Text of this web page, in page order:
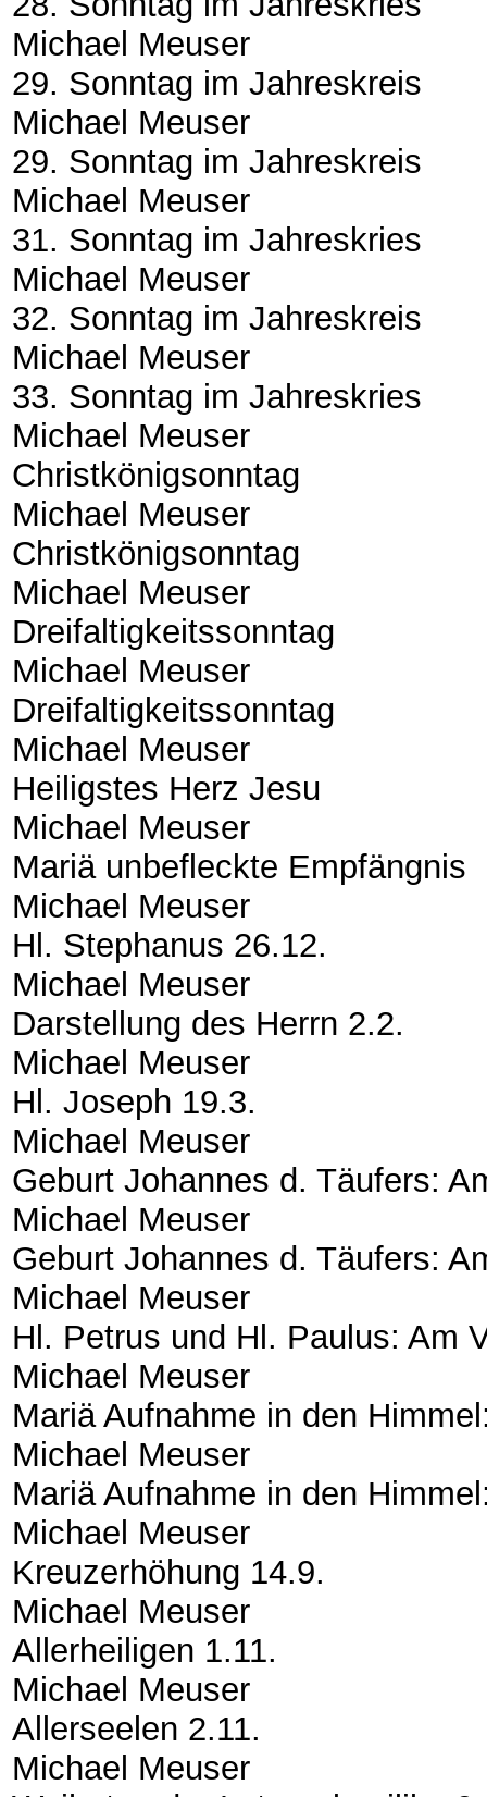
Michael Meuser
29. Sonntag im Jahreskreis
Michael Meuser
29. Sonntag im Jahreskreis
Michael Meuser
31. Sonntag im Jahreskries
Michael Meuser
32. Sonntag im Jahreskreis
Michael Meuser
33. Sonntag im Jahreskries
Michael Meuser
Christkönigsonntag
Michael Meuser
Christkönigsonntag
Michael Meuser
Dreifaltigkeitssonntag
Michael Meuser
Dreifaltigkeitssonntag
Michael Meuser
Heiligstes Herz Jesu
Michael Meuser
Mariä unbefleckte Empfängnis
Michael Meuser
Hl. Stephanus 26.12.
Michael Meuser
Darstellung des Herrn 2.2.
Michael Meuser
Hl. Joseph 19.3.
Michael Meuser
Geburt Johannes d. Täufers:
Michael Meuser
Geburt Johannes d. Täufers:
Michael Meuser
Hl. Petrus und Hl. Paulus: Am
Michael Meuser
Mariä Aufnahme in den
Michael Meuser
Mariä Aufnahme in den
Michael Meuser
Kreuzerhöhung 14.9.
Michael Meuser
Allerheiligen 1.11.
Michael Meuser
Allerseelen 2.11.
Michael Meuser